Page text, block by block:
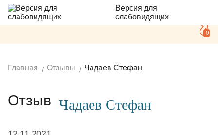
Версия для
слабовидящих
0
Главная Отзывы Чадаев Стефан
Отзыв Чадаев Стефан